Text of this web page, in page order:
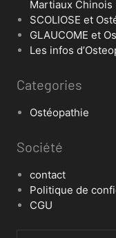
Martiaux Chinois
SCOLIOSE et
GLAUCOME et
Les infos
Categories
Ostéopathie
Société
contact
Politique de
CGU